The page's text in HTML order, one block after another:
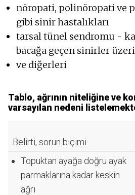
nöropati, polinöropati ve
gibi sinir hastalıkları
tarsal tünel sendromu -
bacağa geçen sinirler
ve diğerleri
Tablo, ağrının niteliğine ve
varsayılan nedeni
Belirti, sorun biçimi
Topuktan ayağa doğru ayak
parmaklarına kadar keskin
ağrı